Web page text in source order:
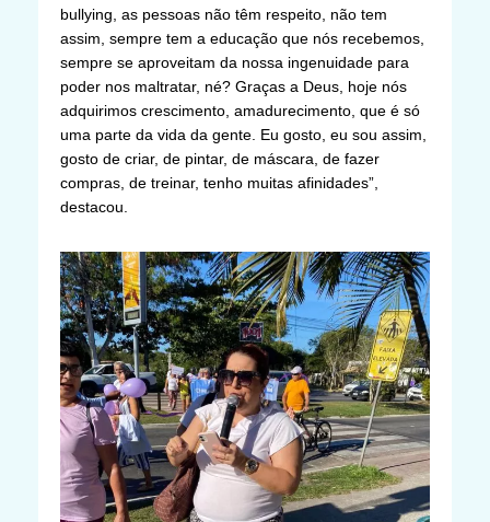
bullying, as pessoas não têm respeito, não tem
assim, sempre tem a educação que nós recebemos,
sempre se aproveitam da nossa ingenuidade para
poder nos maltratar, né? Graças a Deus, hoje nós
adquirimos crescimento, amadurecimento, que é só
uma parte da vida da gente. Eu gosto, eu sou assim,
gosto de criar, de pintar, de máscara, de fazer
compras, de treinar, tenho muitas afinidades”,
destacou.